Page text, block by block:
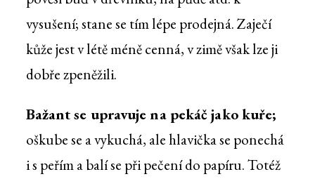
vysušení; stane se tím lépe prodejná. Zaječí
kůže jest v létě méně cenná, v zimě však lze ji
dobře zpeněžili.
Bažant se upravuje na pekáč jako kuře;
oškube se a vykuchá, ale hlavička se ponechá
i s peřím a balí se při pečení do papíru. Totéž